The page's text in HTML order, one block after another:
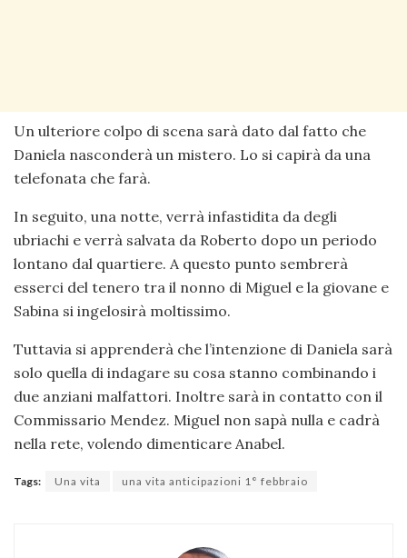
Un ulteriore colpo di scena sarà dato dal fatto che
Daniela nasconderà un mistero. Lo si capirà da una
telefonata che farà.
In seguito, una notte, verrà infastidita da degli
ubriachi e verrà salvata da Roberto dopo un periodo
lontano dal quartiere. A questo punto sembrerà
esserci del tenero tra il nonno di Miguel e la giovane e
Sabina si ingelosirà moltissimo.
Tuttavia si apprenderà che l’intenzione di Daniela sarà
solo quella di indagare su cosa stanno combinando i
due anziani malfattori. Inoltre sarà in contatto con il
Commissario Mendez. Miguel non sapà nulla e cadrà
nella rete, volendo dimenticare Anabel.
Tags: Una vita una vita anticipazioni 1° febbraio